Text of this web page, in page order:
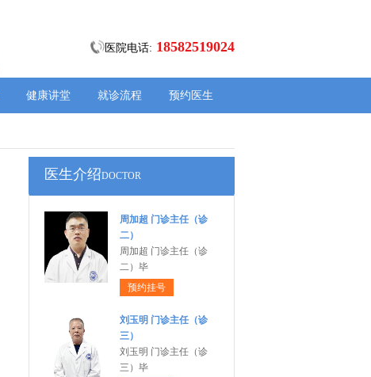
医院电话: 18582519024
健康讲堂 就诊流程 预约医生
医生介绍DOCTOR
周加超 门诊主任（诊
二）
周加超 门诊主任（诊
二）毕
预约挂号
刘玉明 门诊主任（诊
三）
刘玉明 门诊主任（诊
三）毕